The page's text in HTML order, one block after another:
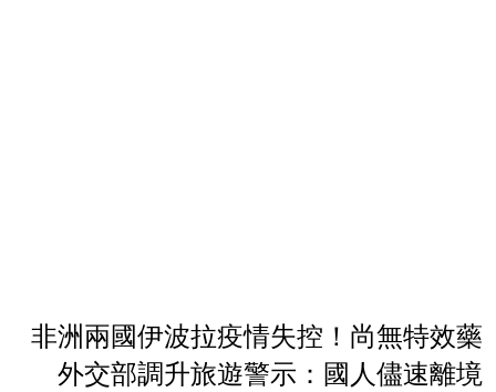
非洲兩國伊波拉疫情失控！尚無特效
外交部調升旅遊警示：國人儘速離境